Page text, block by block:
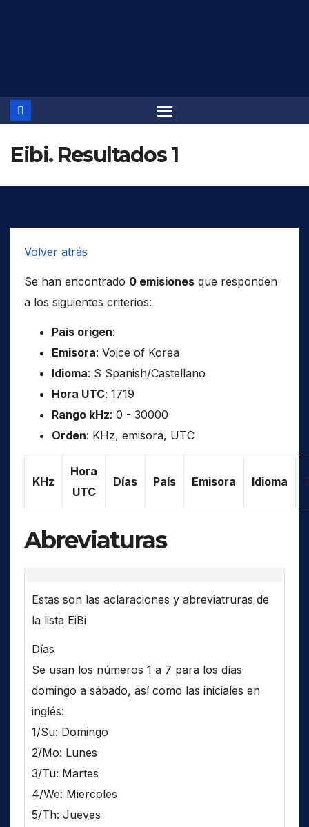
Eibi. Resultados 1
Volver atrás
Se han encontrado 0 emisiones que responden
a los siguientes criterios:
País origen:
Emisora: Voice of Korea
Idioma: S Spanish/Castellano
Hora UTC: 1719
Rango kHz: 0 - 30000
Orden: KHz, emisora, UTC
KHz
Hora
UTC
Días País Emisora Idioma
Abreviaturas
Estas son las aclaraciones y abreviatruras de
la lista EiBi
Días
Se usan los números 1 a 7 para los días
domingo a sábado, así como las iniciales en
inglés:
1/Su: Domingo
2/Mo: Lunes
3/Tu: Martes
4/We: Miercoles
5/Th: Jueves